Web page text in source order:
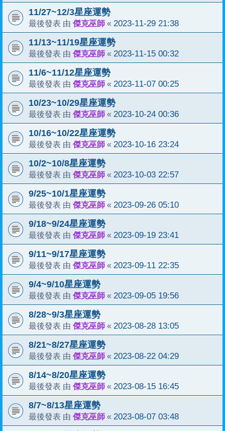
11/27~12/3星座運勢
最後發表 由 傑克巫師 « 2023-11-29 21:38
11/13~11/19星座運勢
最後發表 由 傑克巫師 « 2023-11-15 00:32
11/6~11/12星座運勢
最後發表 由 傑克巫師 « 2023-11-07 00:25
10/23~10/29星座運勢
最後發表 由 傑克巫師 « 2023-10-24 00:36
10/16~10/22星座運勢
最後發表 由 傑克巫師 « 2023-10-16 23:24
10/2~10/8星座運勢
最後發表 由 傑克巫師 « 2023-10-03 22:57
9/25~10/1星座運勢
最後發表 由 傑克巫師 « 2023-09-26 05:10
9/18~9/24星座運勢
最後發表 由 傑克巫師 « 2023-09-19 23:41
9/11~9/17星座運勢
最後發表 由 傑克巫師 « 2023-09-11 22:35
9/4~9/10星座運勢
最後發表 由 傑克巫師 « 2023-09-05 19:56
8/28~9/3星座運勢
最後發表 由 傑克巫師 « 2023-08-28 13:05
8/21~8/27星座運勢
最後發表 由 傑克巫師 « 2023-08-22 04:29
8/14~8/20星座運勢
最後發表 由 傑克巫師 « 2023-08-15 16:45
8/7~8/13星座運勢
最後發表 由 傑克巫師 « 2023-08-07 03:48